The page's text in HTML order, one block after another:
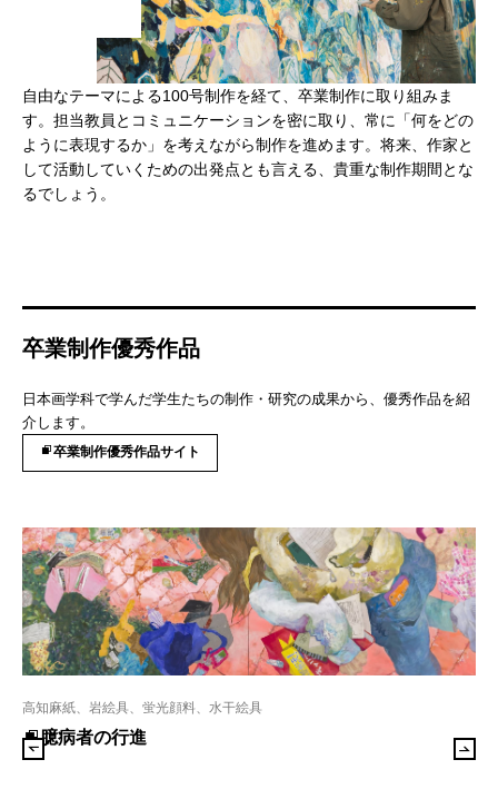
自由なテーマによる100号制作を経て、卒業制作に取り組みま
す。担当教員とコミュニケーションを密に取り、常に「何をどの
ように表現するか」を考えながら制作を進めます。将来、作家と
して活動していくための出発点とも言える、貴重な制作期間とな
るでしょう。
卒業制作優秀作品
日本画学科で学んだ学生たちの制作・研究の成果から、優秀作品を紹
介します。
卒業制作優秀作品サイト
高知麻紙、岩絵具、蛍光顔料、水干絵具
臆病者の行進